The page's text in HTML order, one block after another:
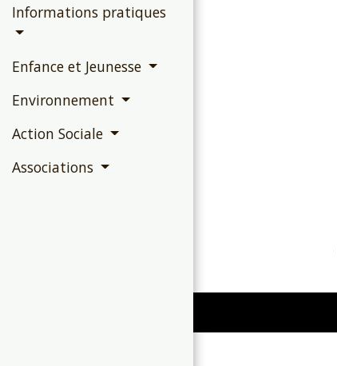
Informations pratiques
Enfance et Jeunesse
Environnement
Action Sociale
Associations